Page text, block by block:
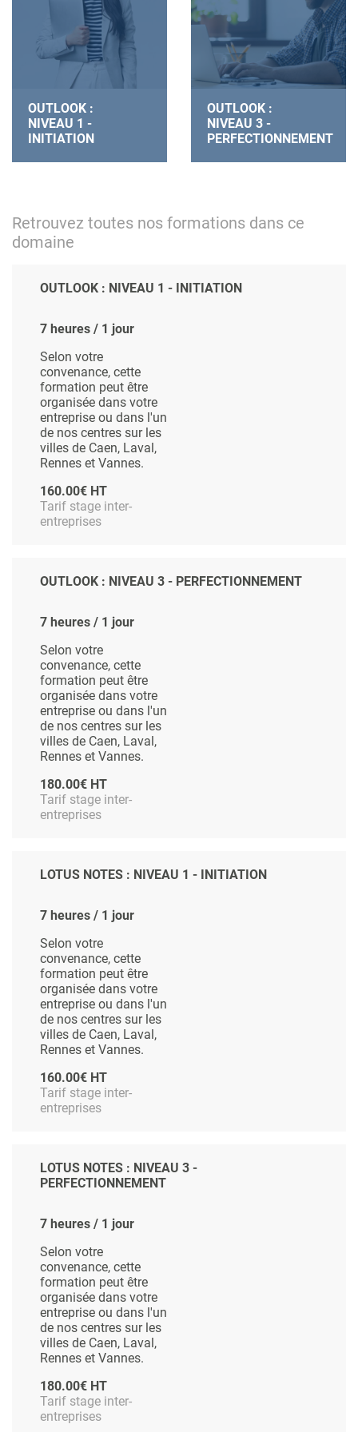
OUTLOOK :
NIVEAU 1 -
INITIATION
OUTLOOK :
NIVEAU 3 -
PERFECTIONNEMENT
Retrouvez toutes nos formations dans ce
domaine
OUTLOOK : NIVEAU 1 - INITIATION
7 heures / 1 jour
Selon votre
convenance, cette
formation peut être
organisée dans votre
entreprise ou dans l'un
de nos centres sur les
villes de Caen, Laval,
Rennes et Vannes.
160.00€ HT
Tarif stage inter-
entreprises
OUTLOOK : NIVEAU 3 - PERFECTIONNEMENT
7 heures / 1 jour
Selon votre
convenance, cette
formation peut être
organisée dans votre
entreprise ou dans l'un
de nos centres sur les
villes de Caen, Laval,
Rennes et Vannes.
180.00€ HT
Tarif stage inter-
entreprises
LOTUS NOTES : NIVEAU 1 - INITIATION
7 heures / 1 jour
Selon votre
convenance, cette
formation peut être
organisée dans votre
entreprise ou dans l'un
de nos centres sur les
villes de Caen, Laval,
Rennes et Vannes.
160.00€ HT
Tarif stage inter-
entreprises
LOTUS NOTES : NIVEAU 3 -
PERFECTIONNEMENT
7 heures / 1 jour
Selon votre
convenance, cette
formation peut être
organisée dans votre
entreprise ou dans l'un
de nos centres sur les
villes de Caen, Laval,
Rennes et Vannes.
180.00€ HT
Tarif stage inter-
entreprises